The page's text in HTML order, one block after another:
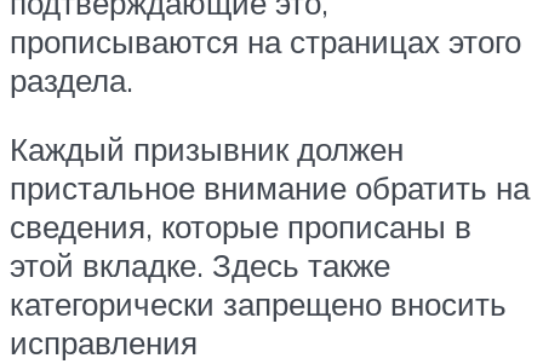
прописываются на страницах этого
раздела.
Каждый призывник должен
пристальное внимание обратить на
сведения, которые прописаны в
этой вкладке. Здесь также
категорически запрещено вносить
исправления